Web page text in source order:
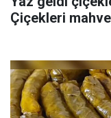
Çiçekleri